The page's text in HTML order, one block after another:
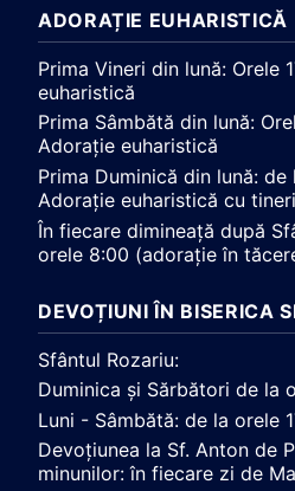
ADORAȚIE EUHARISTICĂ
Prima Vineri din lună: Orele
euharistică
Prima Sâmbătă din lună:
Adorație euharistică
Prima Duminică din lună:
Adorație euharistică cu
În fiecare dimineață după
orele 8:00 (adorație în
DEVOȚIUNI ÎN BISERICA
Sfântul Rozariu:
Duminica și Sărbători de la
Luni - Sâmbătă: de la orele
Devoțiunea la Sf. Anton de
minunilor: în fiecare zi de